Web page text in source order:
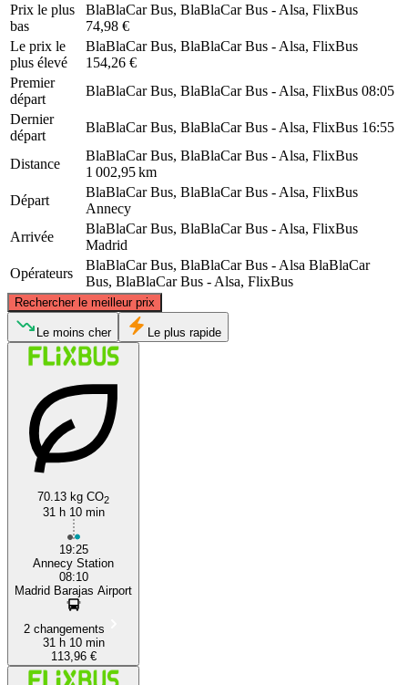
Prix ​​le plus
bas
BlaBlaCar Bus, BlaBlaCar Bus - Alsa, FlixBus
74,98 €
Le prix le
plus élevé
BlaBlaCar Bus, BlaBlaCar Bus - Alsa, FlixBus
154,26 €
Premier
départ
BlaBlaCar Bus, BlaBlaCar Bus - Alsa, FlixBus 08:05
Dernier
départ
BlaBlaCar Bus, BlaBlaCar Bus - Alsa, FlixBus 16:55
Distance
BlaBlaCar Bus, BlaBlaCar Bus - Alsa, FlixBus
1 002,95 km
Départ
BlaBlaCar Bus, BlaBlaCar Bus - Alsa, FlixBus
Annecy
Arrivée
BlaBlaCar Bus, BlaBlaCar Bus - Alsa, FlixBus
Madrid
Opérateurs
BlaBlaCar Bus, BlaBlaCar Bus - Alsa BlaBlaCar
Bus, BlaBlaCar Bus - Alsa, FlixBus
Rechercher le meilleur prix
Madrid
© CARTO , ©OpenStreetMap
Le moins cher Le plus rapide
70.13 kg CO2
31 h 10 min
19:25
Annecy Station
08:10
Madrid Barajas Airport
2 changements
31 h 10 min
113,96 €